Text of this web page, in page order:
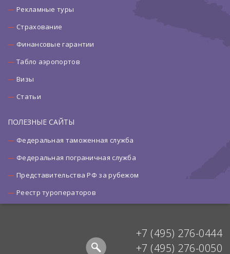
Рекламные туры
Страхование
Финансовые гарантии
Табло аэропортов
Визы
Статьи
ПОЛЕЗНЫЕ САЙТЫ
Федеральная таможенная служба
Федеральная пограничная служба
Представительства РФ за рубежом
Реестр туроператоров
+7 (495) 276-0444
+7 (495) 276-0050